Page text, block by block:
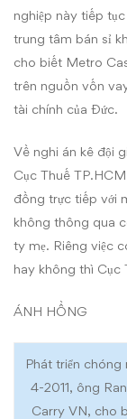
nghiệp này tiếp
trung tâm bán sỉ
cho biết Metro
trên nguồn vốn
tài chính của Đức.
Về nghi án kê đội
Cục Thuế
đồng trực tiếp với
không thông qua
ty mẹ. Riêng việc
hay không thì Cục
ÁNH HỒNG
Phát triển chóng
4-2011, ông
Carry VN, cho